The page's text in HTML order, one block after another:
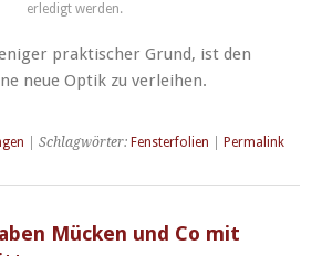
erledigt werden.
praktischer Grund, ist den
neue Optik zu verleihen.
| Schlagwörter: Fensterfolien Permalink
Mücken und Co mit